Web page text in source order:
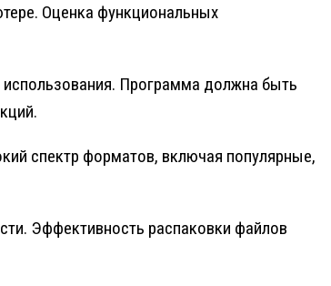
Оценка функциональных
Программа должна быть
спектр форматов, включая популярные,
Эффективность распаковки файлов